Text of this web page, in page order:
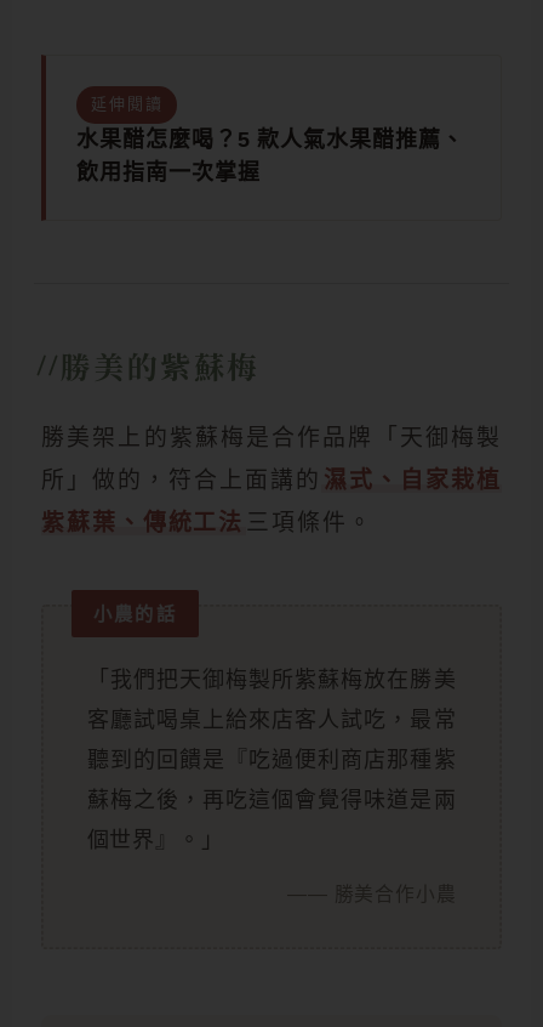
延伸閱讀
水果醋怎麼喝？5 款人氣水果醋推薦、
飲用指南一次掌握
勝美的紫蘇梅
勝美架上的紫蘇梅是合作品牌「天御梅製
所」做的，符合上面講的 濕式、自家栽植
紫蘇葉、傳統工法 三項條件。
小農的話
「我們把天御梅製所紫蘇梅放在勝美
客廳試喝桌上給來店客人試吃，最常
聽到的回饋是『吃過便利商店那種紫
蘇梅之後，再吃這個會覺得味道是兩
個世界』。」
—— 勝美合作小農